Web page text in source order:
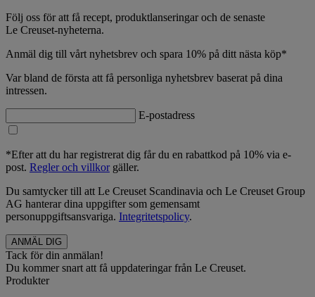
Följ oss för att få recept, produktlanseringar och de senaste
Le Creuset-nyheterna.
Anmäl dig till vårt nyhetsbrev och spara 10% på ditt nästa köp*
Var bland de första att få personliga nyhetsbrev baserat på dina
intressen.
E-postadress
*Efter att du har registrerat dig får du en rabattkod på 10% via e-
post. Regler och villkorgäller.
Du samtycker till att Le Creuset Scandinavia och Le Creuset Group
AG hanterar dina uppgifter som gemensamt
personuppgiftsansvariga. Integritetspolicy.
Tack för din anmälan!
Du kommer snart att få uppdateringar från Le Creuset.
Produkter